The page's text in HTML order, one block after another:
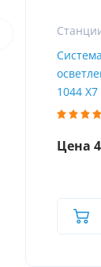
1044 X7
Цена